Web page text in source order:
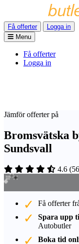
Få offerter
Logga in
Menu
Få offerter
Logga in
Jämför offerter på
Bromsvätska
Sundsvall
4.6 (56
Få offerter
Spara upp
Autobutler
Boka tid